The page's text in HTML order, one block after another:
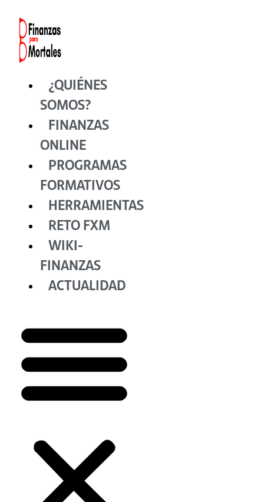
contenido
¿QUIÉNES
SOMOS?
FINANZAS
ONLINE
PROGRAMAS
FORMATIVOS
HERRAMIENTAS
RETO FXM
WIKI-
FINANZAS
ACTUALIDAD